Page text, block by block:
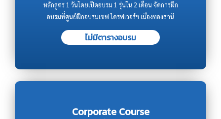
หลักสูตร 1 วันโดยเปิดอบรม 1 รุ่นใน 2 เดือน จัดการฝึก
อบรมที่ศูนย์ฝึกอบรมเซฟ ไดรฟเวอร์ฯ เมืองทองธานี
ไม่มีตารางอบรม
Corporate Course